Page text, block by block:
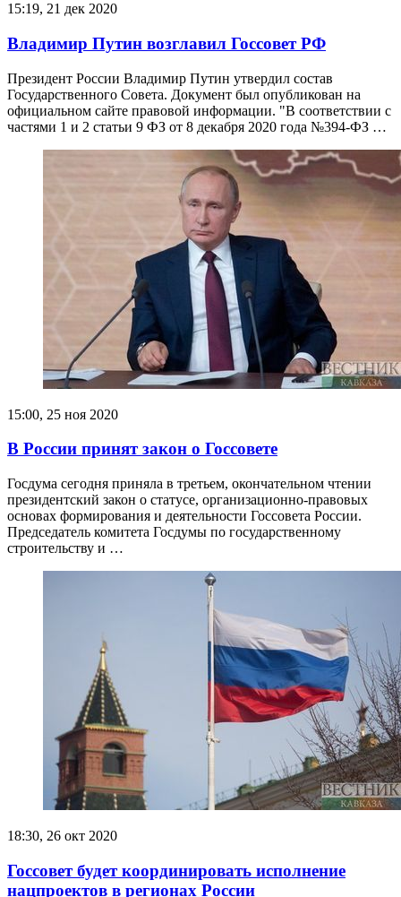
15:19, 21 дек 2020
Владимир Путин возглавил Госсовет РФ
Президент России Владимир Путин утвердил состав
Государственного Совета. Документ был опубликован на
официальном сайте правовой информации. "В соответствии с
частями 1 и 2 статьи 9 ФЗ от 8 декабря 2020 года №394-ФЗ …
15:00, 25 ноя 2020
В России принят закон о Госсовете
Госдума сегодня приняла в третьем, окончательном чтении
президентский закон о статусе, организационно-правовых
основах формирования и деятельности Госсовета России.
Председатель комитета Госдумы по государственному
строительству и …
18:30, 26 окт 2020
Госсовет будет координировать исполнение
нацпроектов в регионах России